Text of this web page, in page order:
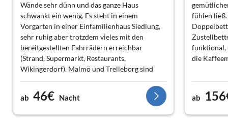
Wände sehr dünn und das ganze Haus
schwankt ein wenig. Es steht in einem
Vorgarten in einer Einfamilienhaus Siedlung,
sehr ruhig aber trotzdem vieles mit den
bereitgestellten Fahrrädern erreichbar
(Strand, Supermarkt, Restaurants,
Wikingerdorf). Malmö und Trelleborg sind
schnell mit Bus oder Auto erreichbar.
Empfehlungen: Die bereitgestellten
Fahrrädern sind alt aber funktionieren .Der
ab 46€ Nacht
fühlen ließ.
funktional,
die
ab